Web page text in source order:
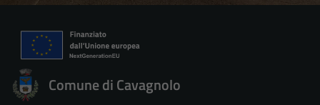
Comune di Cavagnolo